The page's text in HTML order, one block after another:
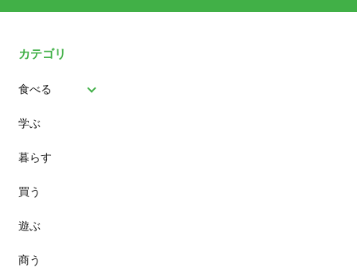
カテゴリ
食べる
パン
スイーツ
ランチ
カフェ
学ぶ
暮らす
買う
遊ぶ
商う